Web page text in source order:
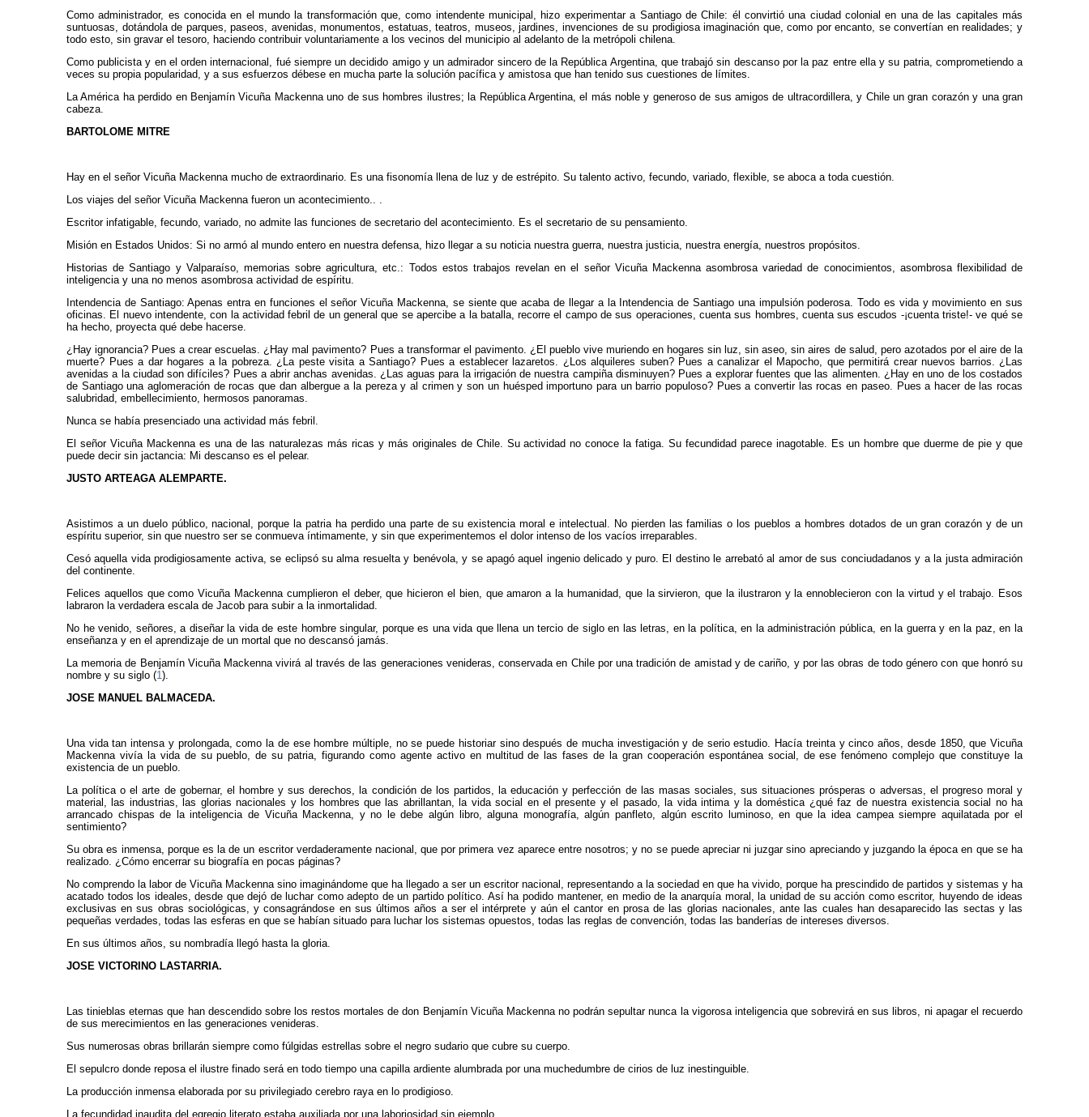
Como administrador, es conocida en el mundo la transformación que, como intendente municipal, hizo experimentar a Santiago de Chile: él convirtió una ciudad colonial en una de las capitales más
suntuosas, dotándola de parques, paseos, avenidas, monumentos, estatuas, teatros, museos, jardines, invenciones de su prodigiosa imaginación que, como por encanto, se convertían en realidades; y
todo esto, sin gravar el tesoro, haciendo contribuir voluntariamente a los vecinos del municipio al adelanto de la metrópoli chilena.
Como publicista y en el orden internacional, fué siempre un decidido amigo y un admirador sincero de la República Argentina, que trabajó sin descanso por la paz entre ella y su patria, comprometiendo a
veces su propia popularidad, y a sus esfuerzos débese en mucha parte la solución pacífica y amistosa que han tenido sus cuestiones de límites.
La América ha perdido en Benjamín Vicuña Mackenna uno de sus hombres ilustres; la República Argentina, el más noble y generoso de sus amigos de ultracordillera, y Chile un gran corazón y una gran
cabeza.
BARTOLOME MITRE
Hay en el señor Vicuña Mackenna mucho de extraordinario. Es una fisonomía llena de luz y de estrépito. Su talento activo, fecundo, variado, flexible, se aboca a toda cuestión.
Los viajes del señor Vicuña Mackenna fueron un acontecimiento.. .
Escritor infatigable, fecundo, variado, no admite las funciones de secretario del acontecimiento. Es el secretario de su pensamiento.
Misión en Estados Unidos: Si no armó al mundo entero en nuestra defensa, hizo llegar a su noticia nuestra guerra, nuestra justicia, nuestra energía, nuestros propósitos.
Historias de Santiago y Valparaíso, memorias sobre agricultura, etc.: Todos estos trabajos revelan en el señor Vicuña Mackenna asombrosa variedad de conocimientos, asombrosa flexibilidad de
inteligencia y una no menos asombrosa actividad de espíritu.
Intendencia de Santiago: Apenas entra en funciones el señor Vicuña Mackenna, se siente que acaba de llegar a la Intendencia de Santiago una impulsión poderosa. Todo es vida y movimiento en sus
oficinas. El nuevo intendente, con la actividad febril de un general que se apercibe a la batalla, recorre el campo de sus operaciones, cuenta sus hombres, cuenta sus escudos -¡cuenta triste!- ve qué se
ha hecho, proyecta qué debe hacerse.
¿Hay ignorancia? Pues a crear escuelas. ¿Hay mal pavimento? Pues a transformar el pavimento. ¿El pueblo vive muriendo en hogares sin luz, sin aseo, sin aires de salud, pero azotados por el aire de la
muerte? Pues a dar hogares a la pobreza. ¿La peste visita a Santiago? Pues a establecer lazaretos. ¿Los alquileres suben? Pues a canalizar el Mapocho, que permitirá crear nuevos barrios. ¿Las
avenidas a la ciudad son difíciles? Pues a abrir anchas avenidas. ¿Las aguas para la irrigación de nuestra campiña disminuyen? Pues a explorar fuentes que las alimenten. ¿Hay en uno de los costados
de Santiago una aglomeración de rocas que dan albergue a la pereza y al crimen y son un huésped importuno para un barrio populoso? Pues a convertir las rocas en paseo. Pues a hacer de las rocas
salubridad, embellecimiento, hermosos panoramas.
Nunca se había presenciado una actividad más febril.
El señor Vicuña Mackenna es una de las naturalezas más ricas y más originales de Chile. Su actividad no conoce la fatiga. Su fecundidad parece inagotable. Es un hombre que duerme de pie y que
puede decir sin jactancia: Mi descanso es el pelear.
JUSTO ARTEAGA ALEMPARTE.
Asistimos a un duelo público, nacional, porque la patria ha perdido una parte de su existencia moral e intelectual. No pierden las familias o los pueblos a hombres dotados de un gran corazón y de un
espíritu superior, sin que nuestro ser se conmueva íntimamente, y sin que experimentemos el dolor intenso de los vacíos irreparables.
Cesó aquella vida prodigiosamente activa, se eclipsó su alma resuelta y benévola, y se apagó aquel ingenio delicado y puro. El destino le arrebató al amor de sus conciudadanos y a la justa admiración
del continente.
Felices aquellos que como Vicuña Mackenna cumplieron el deber, que hicieron el bien, que amaron a la humanidad, que la sirvieron, que la ilustraron y la ennoblecieron con la virtud y el trabajo. Esos
labraron la verdadera escala de Jacob para subir a la inmortalidad.
No he venido, señores, a diseñar la vida de este hombre singular, porque es una vida que llena un tercio de siglo en las letras, en la política, en la administración pública, en la guerra y en la paz, en la
enseñanza y en el aprendizaje de un mortal que no descansó jamás.
La memoria de Benjamín Vicuña Mackenna vivirá al través de las generaciones venideras, conservada en Chile por una tradición de amistad y de cariño, y por las obras de todo género con que honró su
nombre y su siglo (1).
JOSE MANUEL BALMACEDA.
Una vida tan intensa y prolongada, como la de ese hombre múltiple, no se puede historiar sino después de mucha investigación y de serio estudio. Hacía treinta y cinco años, desde 1850, que Vicuña
Mackenna vivía la vida de su pueblo, de su patria, figurando como agente activo en multitud de las fases de la gran cooperación espontánea social, de ese fenómeno complejo que constituye la
existencia de un pueblo.
La política o el arte de gobernar, el hombre y sus derechos, la condición de los partidos, la educación y perfección de las masas sociales, sus situaciones prósperas o adversas, el progreso moral y
material, las industrias, las glorias nacionales y los hombres que las abrillantan, la vida social en el presente y el pasado, la vida intima y la doméstica ¿qué faz de nuestra existencia social no ha
arrancado chispas de la inteligencia de Vicuña Mackenna, y no le debe algún libro, alguna monografía, algún panfleto, algún escrito luminoso, en que la idea campea siempre aquilatada por el
sentimiento?
Su obra es inmensa, porque es la de un escritor verdaderamente nacional, que por primera vez aparece entre nosotros; y no se puede apreciar ni juzgar sino apreciando y juzgando la época en que se ha
realizado. ¿Cómo encerrar su biografía en pocas páginas?
No comprendo la labor de Vicuña Mackenna sino imaginándome que ha llegado a ser un escritor nacional, representando a la sociedad en que ha vivido, porque ha prescindido de partidos y sistemas y ha
acatado todos los ideales, desde que dejó de luchar como adepto de un partido político. Así ha podido mantener, en medio de la anarquía moral, la unidad de su acción como escritor, huyendo de ideas
exclusivas en sus obras sociológicas, y consagrándose en sus últimos años a ser el intérprete y aún el cantor en prosa de las glorias nacionales, ante las cuales han desaparecido las sectas y las
pequeñas verdades, todas las esferas en que se habían situado para luchar los sistemas opuestos, todas las reglas de convención, todas las banderías de intereses diversos.
En sus últimos años, su nombradía llegó hasta la gloria.
JOSE VICTORINO LASTARRIA.
Las tinieblas eternas que han descendido sobre los restos mortales de don Benjamín Vicuña Mackenna no podrán sepultar nunca la vigorosa inteligencia que sobrevirá en sus libros, ni apagar el recuerdo
de sus merecimientos en las generaciones venideras.
Sus numerosas obras brillarán siempre como fúlgidas estrellas sobre el negro sudario que cubre su cuerpo.
El sepulcro donde reposa el ilustre finado será en todo tiempo una capilla ardiente alumbrada por una muchedumbre de cirios de luz inestinguible.
La producción inmensa elaborada por su privilegiado cerebro raya en lo prodigioso.
La fecundidad inaudita del egregio literato estaba auxiliada por una laboriosidad sin ejemplo.